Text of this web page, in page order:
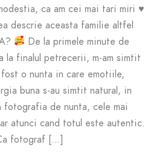
ca am cei mai tari miri ♥️
descrie aceasta familie altfel
De la primele minute de
la finalul petrecerii, m-am simtit
o nunta in care emotiile,
buna s-au simtit natural, in
fotografia de nunta, cele mai
atunci cand totul este autentic.
fotograf […]